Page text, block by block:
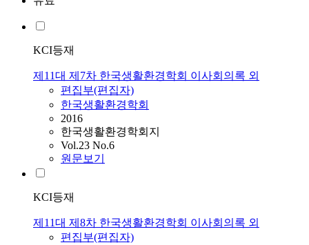
KCI등재
제11대 제7차 한국생활환경학회 이사회의록 외
편집부(편집자)
한국생활환경학회
2016
한국생활환경학회지
Vol.23 No.6
원문보기
KCI등재
제11대 제8차 한국생활환경학회 이사회의록 외
편집부(편집자)